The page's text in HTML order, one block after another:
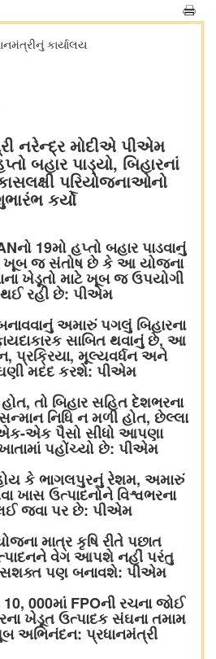
કાર્યાલય
નરેન્દ્ર મોદીએ પીએમ
બહાર પાડ્યો, બિહારનાં
પરિયોજનાઓનો
કર્યો
19મો હપ્તો બહાર પાડવાનું
ખૂબ જ સંતોષ છે કે આ યોજના
ખેડૂતો માટે ખૂબ જ ઉપયોગી
થઈ રહી છે: પીએમ
અમારું પગલું બિહારના
સાબિત થવાનું છે, આ
પ્રક્રિયા, મૂલ્યવર્ધન અને
ઘણી મદદ કરશે: પીએમ
તો બિહાર સહિત દેશભરના
નિધિ ન મળી હોત, છેલ્લા
એક-એક પૈસો સીધો આપણા
પહોંચ્યો છે: પીએમ
કે ભાગલપુરનું રેશમ, અમારું
ખાસ ઉત્પાદનોને વિશ્વભરના
જવા પર છે: પીએમ
માત્ર કૃષિ રીતે પછાત
વેગ આપશે નહીં પરંતુ
પણ બનાવશે: પીએમ
000માં FPOની રચના જોઈ
ખેડૂત ઉત્પાદક સંઘના તમામ
અભિનંદન: પ્રધાનમંત્રી